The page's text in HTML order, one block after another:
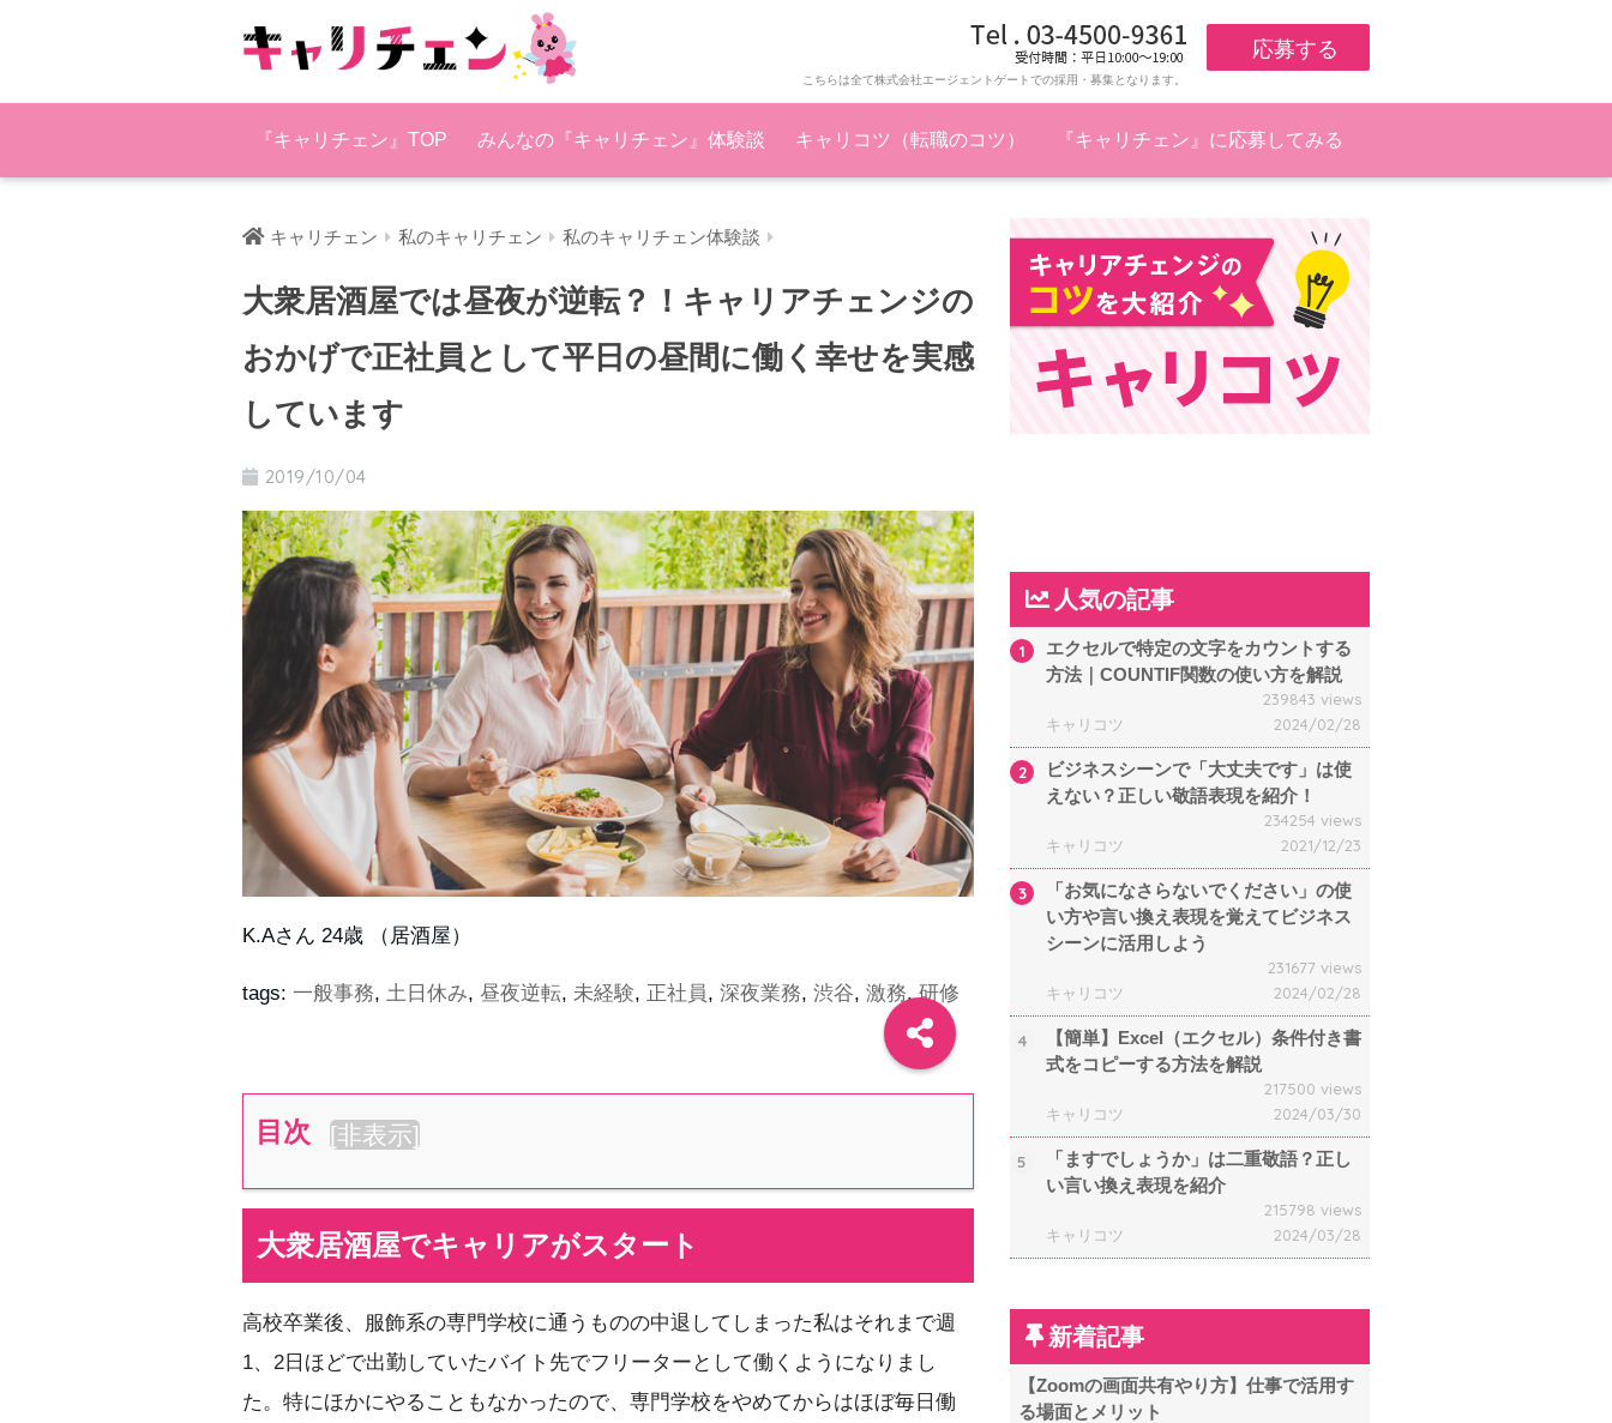
応募する
こちらは全て株式会社エージェントゲートでの採用・募集となります。
『キャリチェン』TOP みんなの『キャリチェン』体験談 キャリコツ（転職のコツ） 『キャリチェン』に応募してみる
キャリチェン 私のキャリチェン 私のキャリチェン体験談
大衆居酒屋では昼夜が逆転？！キャリアチェンジの
おかげで正社員として平日の昼間に働く幸せを実感
しています
2019/10/04
K.Aさん 24歳 （居酒屋）
tags: 一般事務, 土日休み, 昼夜逆転, 未経験, 正社員, 深夜業務, 渋谷, 激務,研修
目次 [非表示]
大衆居酒屋でキャリアがスタート
高校卒業後、服飾系の専門学校に通うものの中退してしまった私はそれまで週
1、2日ほどで出勤していたバイト先でフリーターとして働くようになりまし
た。特にほかにやることもなかったので、専門学校をやめてからはほぼ毎日働
人気の記事
1
エクセルで特定の文字をカウントする
方法｜COUNTIF関数の使い方を解説
239843 views
キャリコツ
2024/02/28
2
ビジネスシーンで「大丈夫です」は使
えない？正しい敬語表現を紹介！
234254 views
キャリコツ
2021/12/23
3
「お気になさらないでください」の使
い方や言い換え表現を覚えてビジネス
シーンに活用しよう
231677 views
キャリコツ
2024/02/28
4
【簡単】Excel（エクセル）条件付き書
式をコピーする方法を解説
217500 views
キャリコツ
2024/03/30
5
「ますでしょうか」は二重敬語？正し
い言い換え表現を紹介
215798 views
キャリコツ
2024/03/28
新着記事
【Zoomの画面共有やり方】仕事で活用す
る場面とメリット